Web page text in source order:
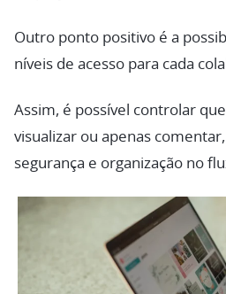
Outro ponto positivo é a
níveis de acesso para cada
Assim, é possível controlar
visualizar ou apenas
segurança e organização no